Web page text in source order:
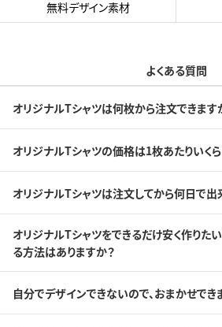
無料デザイン素材
よくある質問
オリジナルTシャツは何枚から注文できます
オリジナルTシャツの価格は1枚あたりいくら
オリジナルTシャツは注文してから何日で出
オリジナルTシャツをできるだけ安く作りた
る方法はありますか？
自分でデザインできないので、おまかせでき